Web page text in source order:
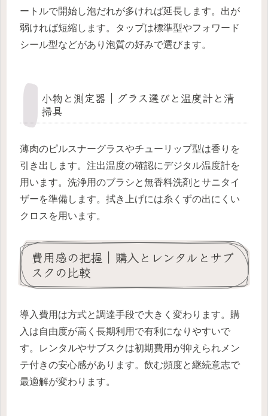
ートルで開始し泡だれが多ければ延長します。出が
弱ければ短縮します。タップは標準型やフォワード
シール型などがあり泡質の好みで選びます。
小物と測定器｜グラス選びと温度計と清
掃具
薄肉のピルスナーグラスやチューリップ型は香りを
引き出します。注出温度の確認にデジタル温度計を
用います。洗浄用のブラシと無香料洗剤とサニタイ
ザーを準備します。拭き上げには糸くずの出にくい
クロスを用います。
費用感の把握｜購入とレンタルとサブ
スクの比較
導入費用は方式と調達手段で大きく変わります。購
入は自由度が高く長期利用で有利になりやすいで
す。レンタルやサブスクは初期費用が抑えられメン
テ付きの安心感があります。飲む頻度と継続意志で
最適解が変わります。